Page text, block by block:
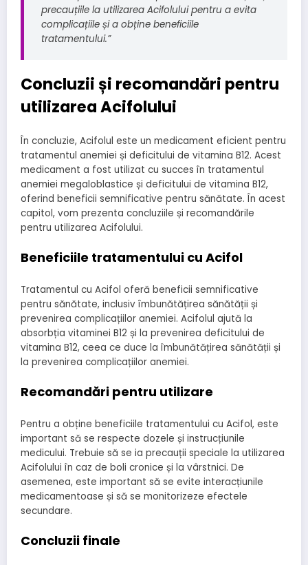
precauțiile la utilizarea Acifolului pentru a evita
complicațiile și a obține beneficiile
tratamentului.”
Concluzii și recomandări pentru
utilizarea Acifolului
În concluzie, Acifolul este un medicament eficient pentru
tratamentul anemiei și deficitului de vitamina B12. Acest
medicament a fost utilizat cu succes în tratamentul
anemiei megaloblastice și deficitului de vitamina B12,
oferind beneficii semnificative pentru sănătate. În acest
capitol, vom prezenta concluziile și recomandările
pentru utilizarea Acifolului.
Beneficiile tratamentului cu Acifol
Tratamentul cu Acifol oferă beneficii semnificative
pentru sănătate, inclusiv îmbunătățirea sănătății și
prevenirea complicațiilor anemiei. Acifolul ajută la
absorbția vitaminei B12 și la prevenirea deficitului de
vitamina B12, ceea ce duce la îmbunătățirea sănătății și
la prevenirea complicațiilor anemiei.
Recomandări pentru utilizare
Pentru a obține beneficiile tratamentului cu Acifol, este
important să se respecte dozele și instrucțiunile
medicului. Trebuie să se ia precauții speciale la utilizarea
Acifolului în caz de boli cronice și la vârstnici. De
asemenea, este important să se evite interacțiunile
medicamentoase și să se monitorizeze efectele
secundare.
Concluzii finale